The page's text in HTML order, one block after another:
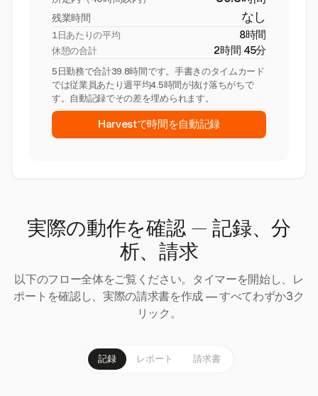
残業時間 なし
1日あたりの平均 8時間
休憩の合計 2時間 45分
5日勤務で合計39.8時間です。手書きのタイムカード
では従業員あたり週平均4.5時間が抜け落ちがちで
す。自動記録でその差を埋められます。
Harvestで時間を自動記録
実際の動作を確認 — 記録、分
析、請求
以下のフロー全体をご覧ください。タイマーを開始し、レ
ポートを確認し、実際の請求書を作成 — すべてわずか3ク
リック。
記録 レポート 請求書